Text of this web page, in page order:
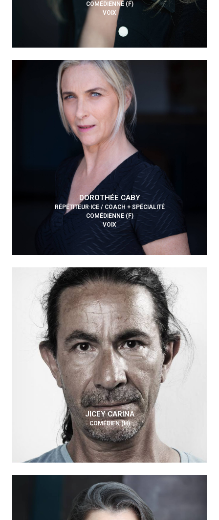
COMÉDIENNE (F)
VOIX
DOROTHÉE CABY
RÉPÉTITEUR·ICE / COACH + SPÉCIALITÉ
COMÉDIENNE (F)
VOIX
JICEY CARINA
COMÉDIEN (H)